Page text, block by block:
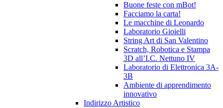
Buone feste con mBot!
Facciamo la carta!
Le macchine di Leonardo
Laboratorio Gioielli
String Art di San Valentino
Scratch, Robotica e Stampa
3D all’I.C. Nettuno IV
Laboratorio di Elettronica 3A-
3B
Ambiente di apprendimento
innovativo
Indirizzo Artistico